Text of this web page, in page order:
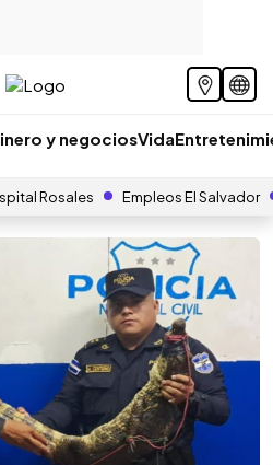
y negociosVida
Rosales Empleos El Salvador